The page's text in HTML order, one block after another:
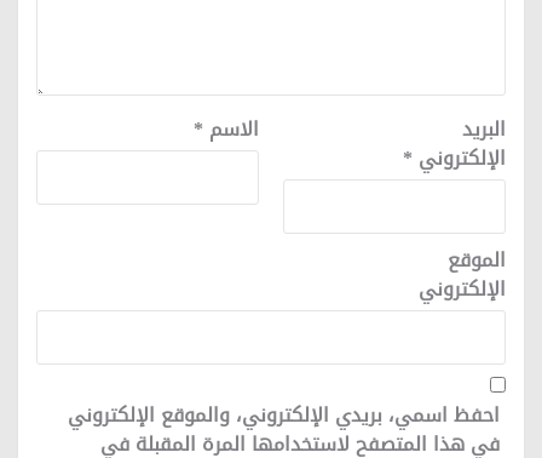
الاسم * البريد
الإلكتروني *
الموقع
الإلكتروني
احفظ اسمي، بريدي الإلكتروني، والموقع الإلكتروني
في هذا المتصفح لاستخدامها المرة المقبلة في